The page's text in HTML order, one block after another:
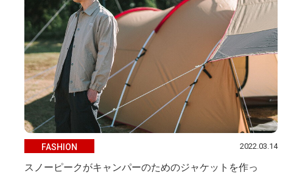
FASHION 2022.03.14
スノーピークがキャンパーのためのジャケットを作っ